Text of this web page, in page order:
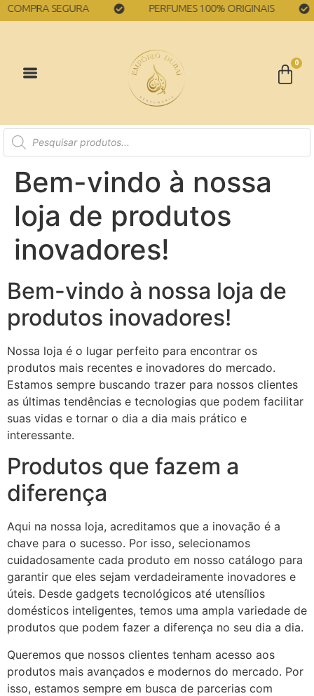
SEGURA PERFUMES 100% ORIGINAIS
0
Bem-vindo à nossa
loja de produtos
inovadores!
Bem-vindo à nossa loja de
produtos inovadores!
Nossa loja é o lugar perfeito para encontrar os
produtos mais recentes e inovadores do mercado.
Estamos sempre buscando trazer para nossos clientes
as últimas tendências e tecnologias que podem facilitar
suas vidas e tornar o dia a dia mais prático e
interessante.
Produtos que fazem a
diferença
Aqui na nossa loja, acreditamos que a inovação é a
chave para o sucesso. Por isso, selecionamos
cuidadosamente cada produto em nosso catálogo para
garantir que eles sejam verdadeiramente inovadores e
úteis. Desde gadgets tecnológicos até utensílios
domésticos inteligentes, temos uma ampla variedade de
produtos que podem fazer a diferença no seu dia a dia.
Queremos que nossos clientes tenham acesso aos
produtos mais avançados e modernos do mercado. Por
isso, estamos sempre em busca de parcerias com